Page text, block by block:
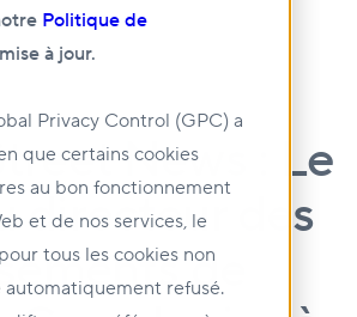
Politique de
mise à jour.
Privacy Control (GPC) a
que certains cookies
au bon fonctionnement
et de nos services, le
tous les cookies non
automatiquement refusé.
News : Le
directeur des
de